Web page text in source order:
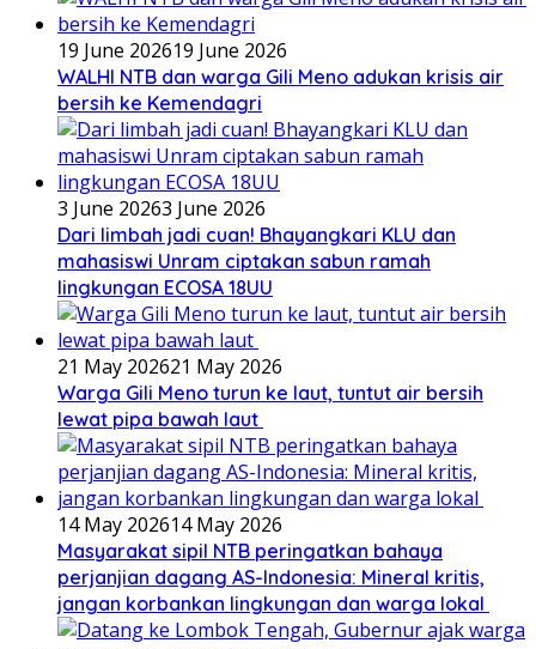
19 June 202619 June 2026
WALHI NTB dan warga Gili Meno adukan krisis air
bersih ke Kemendagri
3 June 20263 June 2026
Dari limbah jadi cuan! Bhayangkari KLU dan
mahasiswi Unram ciptakan sabun ramah
lingkungan ECOSA 18UU
21 May 202621 May 2026
Warga Gili Meno turun ke laut, tuntut air bersih
lewat pipa bawah laut
14 May 202614 May 2026
Masyarakat sipil NTB peringatkan bahaya
perjanjian dagang AS-Indonesia: Mineral kritis,
jangan korbankan lingkungan dan warga lokal